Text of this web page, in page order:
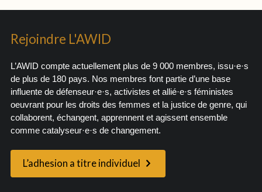
Rejoindre L'AWID
L’AWID compte actuellement plus de 9 000 membres, issu·e·s
de plus de 180 pays. Nos membres font partie d’une base
influente de défenseur·e·s, activistes et allié·e·s féministes
oeuvrant pour les droits des femmes et la justice de genre, qui
collaborent, échangent, apprennent et agissent ensemble
comme catalyseur·e·s de changement.
L’adhesion a titre individuel